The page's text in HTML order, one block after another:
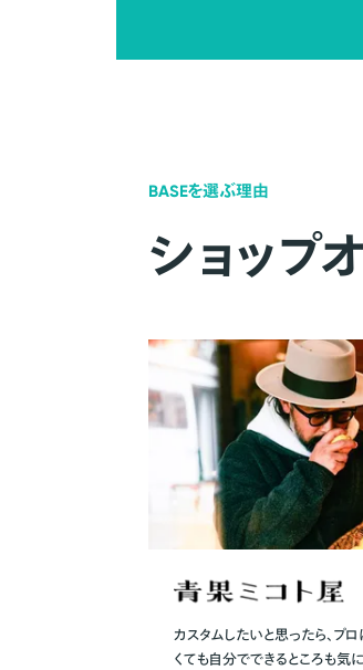
BASEを選ぶ理由
ショップ
カスタムしたいと思ったら、プ
くても自分でできるところも気